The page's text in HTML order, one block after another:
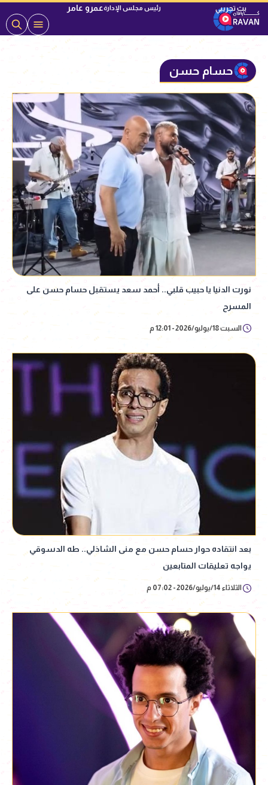
رئيس مجلس الإدارةعمرو عامر
حسام حسن
نورت الدنيا يا حبيب قلبي.. أحمد سعد يستقبل حسام حسن على
المسرح
السبت 18/يوليو/2026 - 12:01 م
بعد انتقاده حوار حسام حسن مع منى الشاذلي.. طه الدسوقي
يواجه تعليقات المتابعين
الثلاثاء 14/يوليو/2026 - 07:02 م